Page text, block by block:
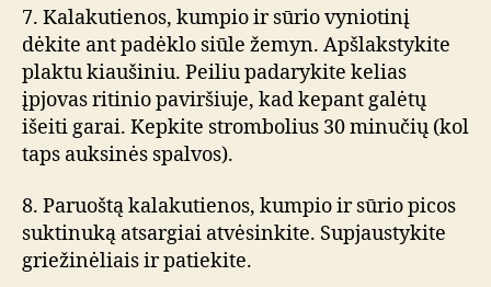
7. Kalakutienos, kumpio ir sūrio vyniotinį
dėkite ant padėklo siūle žemyn. Apšlakstykite
plaktu kiaušiniu. Peiliu padarykite kelias
įpjovas ritinio paviršiuje, kad kepant galėtų
išeiti garai. Kepkite strombolius 30 minučių (kol
taps auksinės spalvos).
8. Paruoštą kalakutienos, kumpio ir sūrio picos
suktinuką atsargiai atvėsinkite. Supjaustykite
griežinėliais ir patiekite.